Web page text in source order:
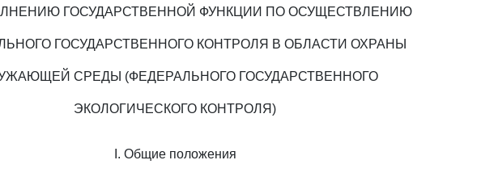
ГОСУДАРСТВЕННОЙ ФУНКЦИИ ПО ОСУЩЕСТВЛЕНИЮ
ГОСУДАРСТВЕННОГО КОНТРОЛЯ В ОБЛАСТИ ОХРАНЫ
СРЕДЫ (ФЕДЕРАЛЬНОГО ГОСУДАРСТВЕННОГО
ЭКОЛОГИЧЕСКОГО КОНТРОЛЯ)
I. Общие положения